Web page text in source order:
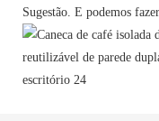
Sugestão. E podemos